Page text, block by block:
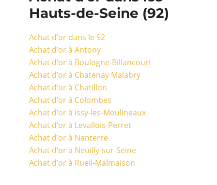
Hauts-de-Seine (92)
Achat d’or dans le 92
Achat d’or à Antony
Achat d’or à Boulogne-Billancourt
Achat d’or à Chatenay Malabry
Achat d’or à Chatillon
Achat d’or à Colombes
Achat d’or à Issy-les-Moulineaux
Achat d’or à Levallois-Perret
Achat d’or à Nanterre
Achat d’or à Neuilly-sur-Seine
Achat d’or à Rueil-Malmaison